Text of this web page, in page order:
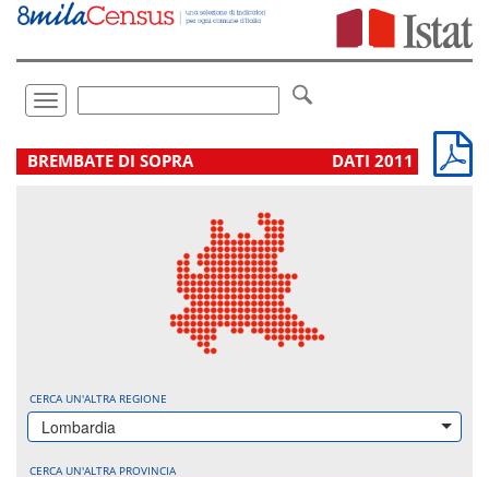
Vai
direttamente
Toggle
navigation
.
BREMBATE DI SOPRA DATI 2011
CERCA UN'ALTRA REGIONE
Lombardia
CERCA UN'ALTRA PROVINCIA